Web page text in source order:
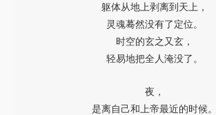
躯体从地上剥离到天上，
灵魂蓦然没有了定位。
时空的玄之又玄，
轻易地把全人淹没了。
夜，
是离自己和上帝最近的时候。